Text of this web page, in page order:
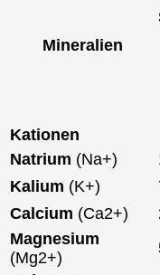
Mineralien
Kationen
Natrium (Na+)
Kalium (K+)
Calcium (Ca2+)
Magnesium
(Mg2+)